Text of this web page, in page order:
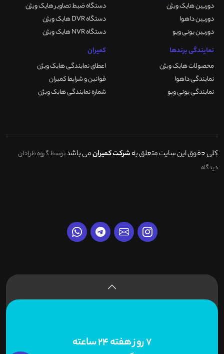
دوربین هایک ویژن
دوربین داهوا
دوربین یونی ویو
دستگاه ضبط تصاویر هایک ویژن
دستگاه DVR هایک ویژن
دستگاه NVR هایک ویژن
نمایندگی برندها
محصولات هایک ویژن
نمایندگی داهوا
نمایندگی یونی ویو
کمیران
اعطای نمایندگی هایک ویژن
قوانین و شرایط کمیران
شماره نمایندگی هایک ویژن
کلی حقوق این سایت متعلق بهشرکت کمیرانمی باشدتوسط گروه طراحان
دیدگاه
7 روز هفته 24 ساعته